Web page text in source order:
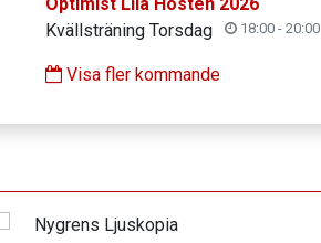
Optimist Lila Hösten 2026
18:00 - 20:00
Kvällsträning Torsdag
Visa fler kommande